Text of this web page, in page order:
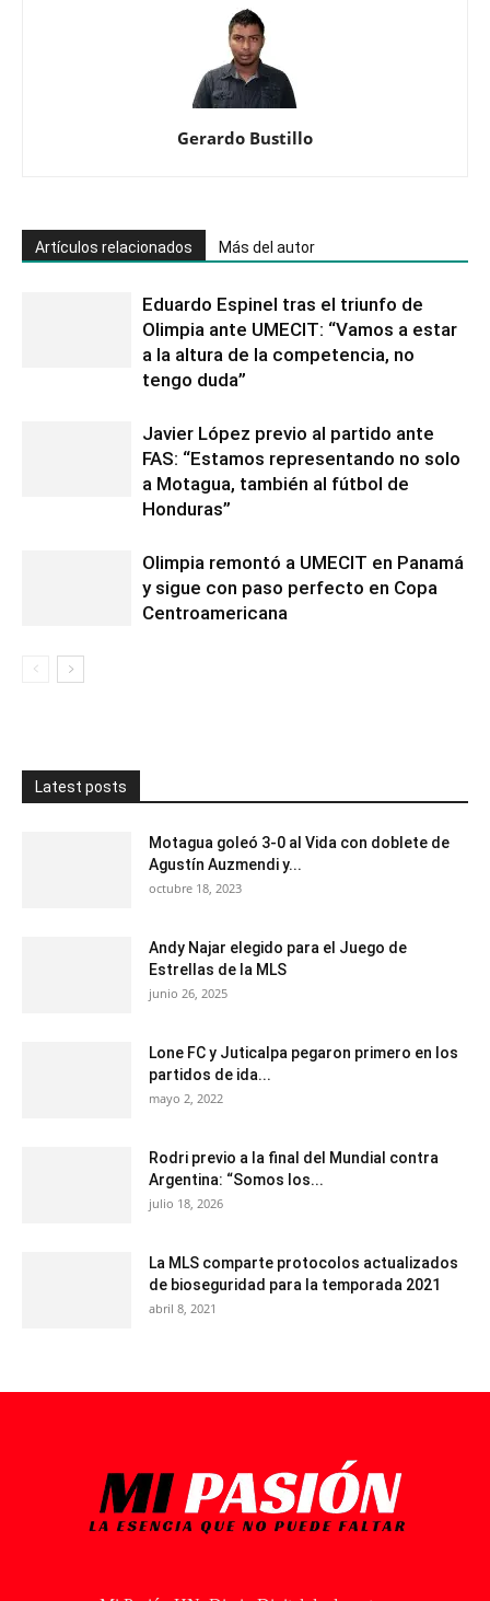
Gerardo Bustillo
Artículos relacionados Más del autor
Eduardo Espinel tras el triunfo de
Olimpia ante UMECIT: “Vamos a estar
a la altura de la competencia, no
tengo duda”
Javier López previo al partido ante
FAS: “Estamos representando no solo
a Motagua, también al fútbol de
Honduras”
Olimpia remontó a UMECIT en Panamá
y sigue con paso perfecto en Copa
Centroamericana
Latest posts
Motagua goleó 3-0 al Vida con doblete de
Agustín Auzmendi y...
octubre 18, 2023
Andy Najar elegido para el Juego de
Estrellas de la MLS
junio 26, 2025
Lone FC y Juticalpa pegaron primero en los
partidos de ida...
mayo 2, 2022
Rodri previo a la final del Mundial contra
Argentina: “Somos los...
julio 18, 2026
La MLS comparte protocolos actualizados
de bioseguridad para la temporada 2021
abril 8, 2021